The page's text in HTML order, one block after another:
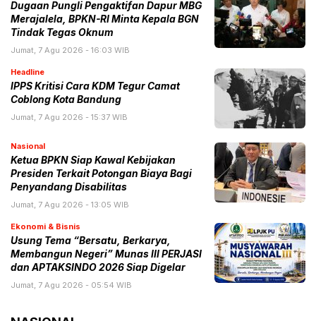
Dugaan Pungli Pengaktifan Dapur MBG
Merajalela, BPKN-RI Minta Kepala BGN
Tindak Tegas Oknum
Jumat, 7 Agu 2026 - 16:03 WIB
Headline
IPPS Kritisi Cara KDM Tegur Camat
Coblong Kota Bandung
Jumat, 7 Agu 2026 - 15:37 WIB
Nasional
Ketua BPKN Siap Kawal Kebijakan
Presiden Terkait Potongan Biaya Bagi
Penyandang Disabilitas
Jumat, 7 Agu 2026 - 13:05 WIB
Ekonomi & Bisnis
Usung Tema “Bersatu, Berkarya,
Membangun Negeri” Munas III PERJASI
dan APTAKSINDO 2026 Siap Digelar
Jumat, 7 Agu 2026 - 05:54 WIB